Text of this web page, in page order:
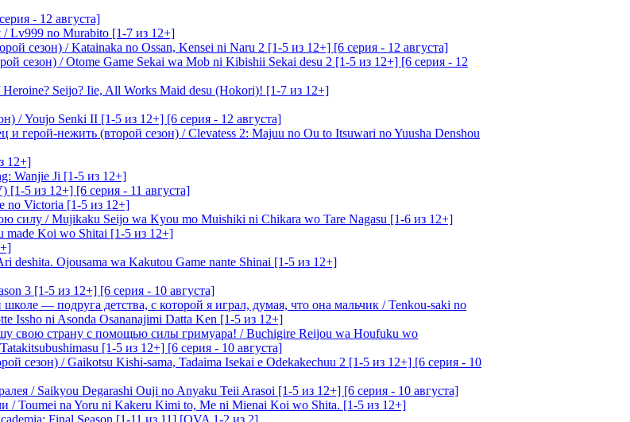
- 12 августа]
/ Lv999 no Murabito [1-7 из 12+]
сезон) / Katainaka no Ossan, Kensei ni Naru 2 [1-5 из 12+] [6 серия - 12 августа]
сезон) / Otome Game Sekai wa Mob ni Kibishii Sekai desu 2 [1-5 из 12+] [6 серия - 12
Seijo? Iie, All Works Maid desu (Hokori)! [1-7 из 12+]
/ Youjo Senki II [1-5 из 12+] [6 серия - 12 августа]
и герой-нежить (второй сезон) / Clevatess 2: Majuu no Ou to Itsuwari no Yuusha Denshou
12+]
Wanjie Ji [1-5 из 12+]
5 из 12+] [6 серия - 11 августа]
no Victoria [1-5 из 12+]
силу / Mujikaku Seijo wa Kyou mo Muishiki ni Chikara wo Tare Nagasu [1-6 из 12+]
made Koi wo Shitai [1-5 из 12+]
Ojousama wa Kakutou Game nante Shinai [1-5 из 12+]
3 [1-5 из 12+] [6 серия - 10 августа]
— подруга детства, с которой я играл, думая, что она мальчик / Tenkou-saki no
Issho ni Asonda Osananajimi Datta Ken [1-5 из 12+]
свою страну с помощью силы гримуара! / Buchigire Reijou wa Houfuku wo
[1-5 из 12+] [6 серия - 10 августа]
сезон) / Gaikotsu Kishi-sama, Tadaima Isekai e Odekakechuu 2 [1-5 из 12+] [6 серия - 10
/ Saikyou Degarashi Ouji no Anyaku Teii Arasoi [1-5 из 12+] [6 серия - 10 августа]
/ Toumei na Yoru ni Kakeru Kimi to, Me ni Mienai Koi wo Shita. [1-5 из 12+]
Final Season [1-11 из 11] [OVA 1-2 из 2]